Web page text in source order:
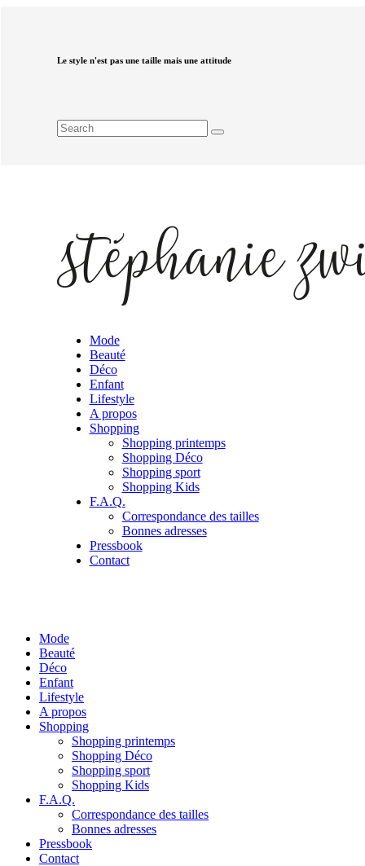
Le style n'est pas une taille mais une attitude
Mode
Beauté
Déco
Enfant
Lifestyle
A propos
Shopping
Shopping printemps
Shopping Déco
Shopping sport
Shopping Kids
F.A.Q.
Correspondance des tailles
Bonnes adresses
Pressbook
Contact
Mode
Beauté
Déco
Enfant
Lifestyle
A propos
Shopping
Shopping printemps
Shopping Déco
Shopping sport
Shopping Kids
F.A.Q.
Correspondance des tailles
Bonnes adresses
Pressbook
Contact